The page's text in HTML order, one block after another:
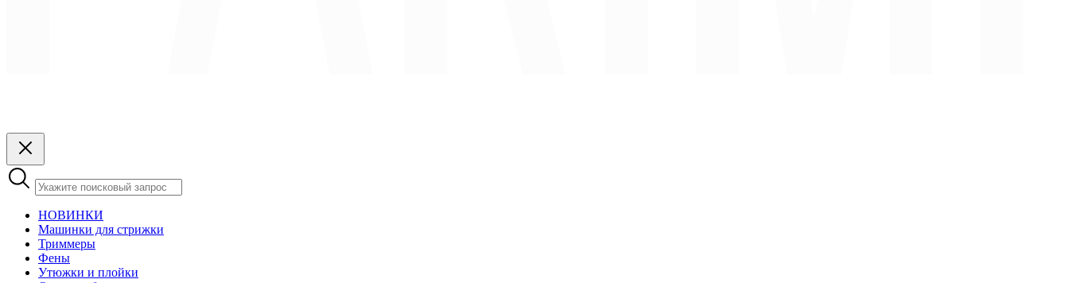
НОВИНКИ
Машинки для стрижки
Триммеры
Фены
Утюжки и плойки